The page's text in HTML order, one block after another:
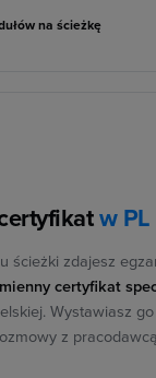
na ścieżkę
w PL
ścieżki zdajesz
certyfikat
Wystawiasz
z